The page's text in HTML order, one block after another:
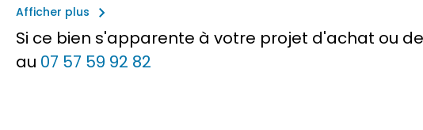
Afficher plus
keyboard_arrow_right
Si ce bien s'apparente à votre projet d'achat ou
au 07 57 59 92 82